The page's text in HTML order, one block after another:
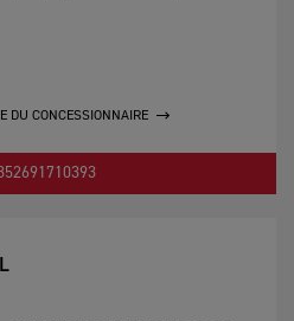
DU CONCESSIONNAIRE